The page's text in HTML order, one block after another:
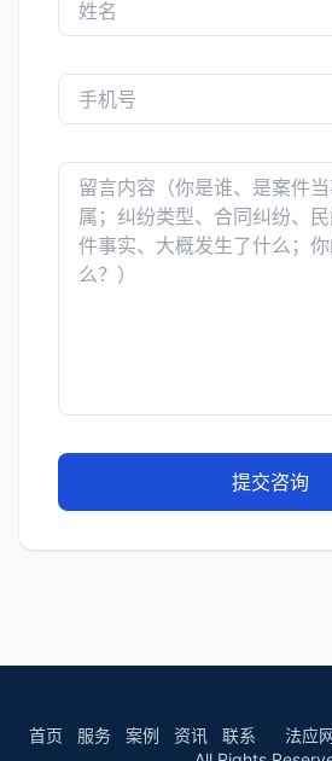
提交咨询
首页 服务 案例 资讯 联系 法应网